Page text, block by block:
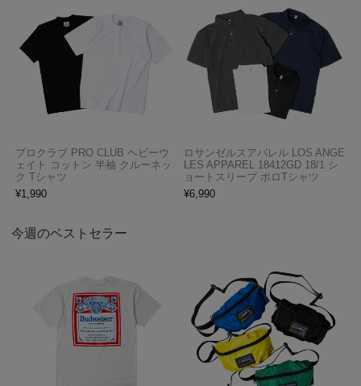
プロクラブ PRO CLUB ヘビーウ
ェイト コットン 半袖 クルーネッ
ク Tシャツ
¥1,990
ロサンゼルスアパレル LOS ANGE
LES APPAREL 18412GD 18/1 シ
ョートスリーブ ポロTシャツ
¥6,990
今週のベストセラー